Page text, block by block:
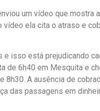
um vídeo que mostra
ela cita o atraso e
isso está prejudicando
de 6h40 em Mesquita e
8h30. A ausência de
das passagens em